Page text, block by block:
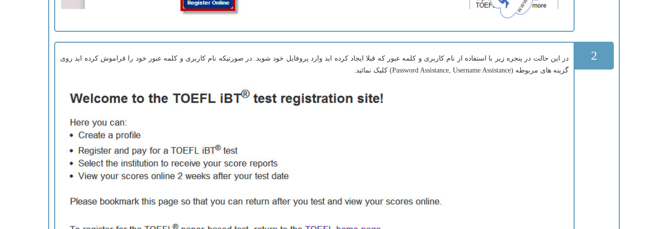
2
در این حالت در پنجره زیر با استفاده از نام کاربری و کلمه عبور که قبلا ایجاد کرده اید وارد پروفایل خود شوید. در صورتیکه نام کاربری و کلمه عبور خود را فراموش کرده اید روی
گزینه های مربوطه (Password Assistance, Username Assistance) کلیک نمائید.